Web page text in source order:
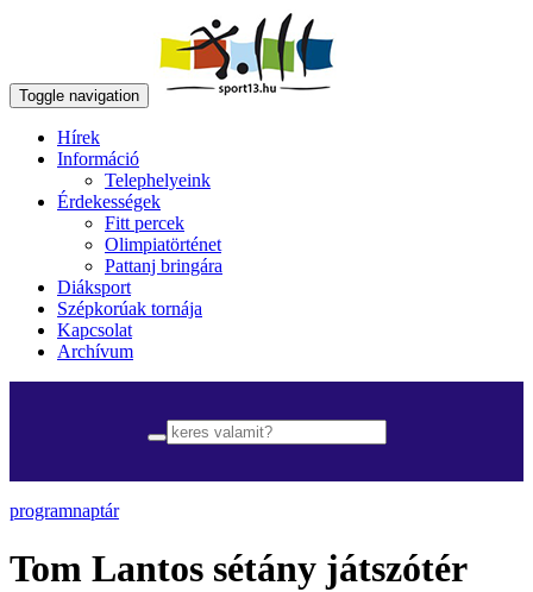
Toggle navigation
Hírek
Információ
Telephelyeink
Érdekességek
Fitt percek
Olimpiatörténet
Pattanj bringára
Diáksport
Szépkorúak tornája
Kapcsolat
Archívum
programnaptár
Tom Lantos sétány játszótér